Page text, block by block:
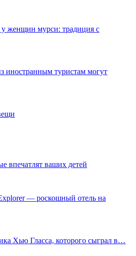
женщин мурси: традиция с
иностранным туристам могут
впечатлят ваших детей
— роскошный отель на
Хью Гласса, которого сыграл в…